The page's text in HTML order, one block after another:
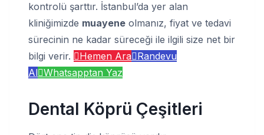
kontrolü şarttır. İstanbul’da yer alan
kliniğimizde muayene olmanız, fiyat ve tedavi
sürecinin ne kadar süreceği ile ilgili size net bir
bilgi verir.
Hemen Ara Randevu
Al Whatsapptan Yaz
Dental Köprü Çeşitleri